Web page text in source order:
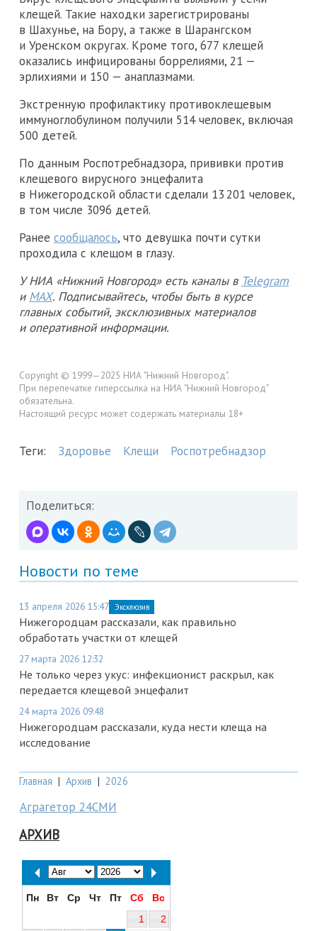
клещей. Такие находки зарегистрированы
в Шахунье, на Бору, а также в Шарангском
и Уренском округах. Кроме того, 677 клещей
оказались инфицированы боррелиями, 21 —
эрлихиями и 150 — анаплазмами.
Экстренную профилактику противоклещевым
иммуноглобулином получили 514 человек, включая
500 детей.
По данным Роспотребнадзора, прививки против
клещевого вирусного энцефалита
в Нижегородской области сделали 13 201 человек,
в том числе 3096 детей.
Ранее сообщалось, что девушка почти сутки
проходила с клещом в глазу.
У НИА «Нижний Новгород» есть каналы в Telegram
и MAX. Подписывайтесь, чтобы быть в курсе
главных событий, эксклюзивных материалов
и оперативной информации.
Copyright © 1999—2025 НИА "Нижний Новгород".
При перепечатке гиперссылка на НИА "Нижний Новгород"
обязательна.
Настоящий ресурс может содержать материалы 18+
Теги: Здоровье Клещи Роспотребнадзор
Поделиться:
Новости по теме
13 апреля 2026 15:47 Эксклюзив
Нижегородцам рассказали, как правильно
обработать участки от клещей
27 марта 2026 12:32
Не только через укус: инфекционист раскрыл, как
передается клещевой энцефалит
24 марта 2026 09:48
Нижегородцам рассказали, куда нести клеща на
исследование
Главная | Архив | 2026
Аграгетор 24СМИ
АРХИВ
Пн Вт Ср Чт Пт Сб
Вс
1
2